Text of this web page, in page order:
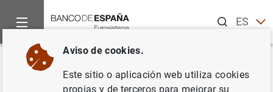
ESEN
Inicio Noticias y eventos
Volver
Fin del periodo transitorio para
Aviso de cookies.
Este sitio o aplicación web utiliza cookies
propias y de terceros para mejorar su